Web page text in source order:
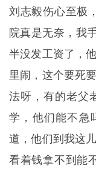
刘志毅伤心至极
院真是无奈，我
半没发工资了，
里闹，这个要死
法呀，有的老父
学，他们能不急
道，他们到我这
看着钱拿不到能